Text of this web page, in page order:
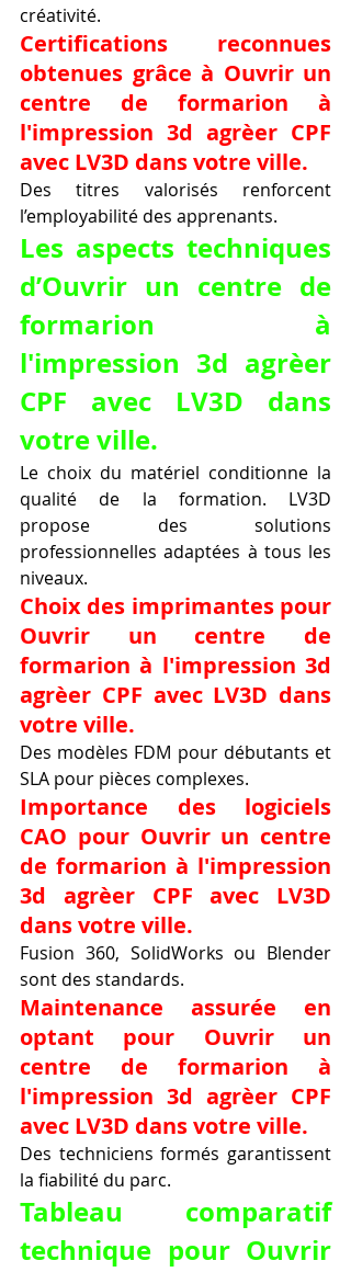
créativité.
Certifications reconnues
obtenues grâce à Ouvrir un
centre de formarion à
l'impression 3d agrèer CPF
avec LV3D dans votre ville.
Des titres valorisés renforcent
l’employabilité des apprenants.
Les aspects techniques
d’Ouvrir un centre de
formarion à
l'impression 3d agrèer
CPF avec LV3D dans
votre ville.
Le choix du matériel conditionne la
qualité de la formation. LV3D
propose des solutions
professionnelles adaptées à tous les
niveaux.
Choix des imprimantes pour
Ouvrir un centre de
formarion à l'impression 3d
agrèer CPF avec LV3D dans
votre ville.
Des modèles FDM pour débutants et
SLA pour pièces complexes.
Importance des logiciels
CAO pour Ouvrir un centre
de formarion à l'impression
3d agrèer CPF avec LV3D
dans votre ville.
Fusion 360, SolidWorks ou Blender
sont des standards.
Maintenance assurée en
optant pour Ouvrir un
centre de formarion à
l'impression 3d agrèer CPF
avec LV3D dans votre ville.
Des techniciens formés garantissent
la fiabilité du parc.
Tableau comparatif
technique pour Ouvrir